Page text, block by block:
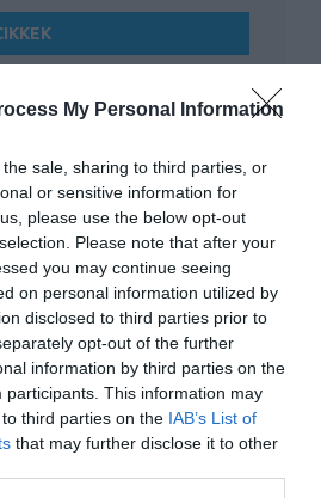
My Personal Information
sale, sharing to third parties, or
or sensitive information for
please use the below opt-out
Please note that after your
you may continue seeing
on personal information utilized by
disclosed to third parties prior to
opt-out of the further
information by third parties on the
participants. This information may
third parties on the IAB’s List of
that may further disclose it to other
Opel paletta második